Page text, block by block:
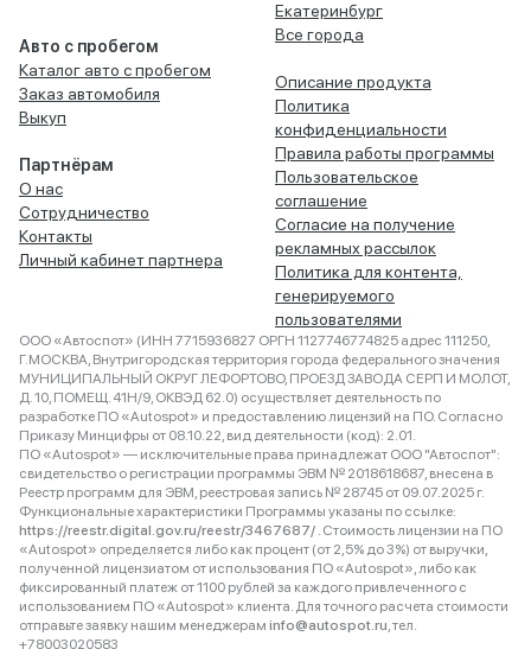
Авто с пробегом
Каталог авто с пробегом
Заказ автомобиля
Выкуп
Партнёрам
О нас
Сотрудничество
Контакты
Личный кабинет партнера
Екатеринбург
Все города
Описание продукта
Политика
конфиденциальности
Правила работы программы
Пользовательское
соглашение
Согласие на получение
рекламных рассылок
Политика для контента,
генерируемого
пользователями
ООО «Автоспот» (ИНН 7715936827 ОРГН 1127746774825 адрес 111250,
Г.МОСКВА, Внутригородская территория города федерального значения
МУНИЦИПАЛЬНЫЙ ОКРУГ ЛЕФОРТОВО, ПРОЕЗД ЗАВОДА СЕРП И МОЛОТ,
Д. 10, ПОМЕЩ. 41Н/9, ОКВЭД 62.0) осуществляет деятельность по
разработке ПО «Autospot» и предоставлению лицензий на ПО. Согласно
Приказу Минцифры от 08.10.22, вид деятельности (код): 2.01.
ПО «Autospot» — исключительные права принадлежат ООО "Автоспот":
свидетельство о регистрации программы ЭВМ № 2018618687, внесена в
Реестр программ для ЭВМ, реестровая запись № 28745 от 09.07.2025 г.
Функциональные характеристики Программы указаны по ссылке:
https://reestr.digital.gov.ru/reestr/3467687/ . Стоимость лицензии на ПО
«Autospot» определяется либо как процент (от 2,5% до 3%) от выручки,
полученной лицензиатом от использования ПО «Autospot», либо как
фиксированный платеж от 1100 рублей за каждого привлеченного с
использованием ПО «Autospot» клиента. Для точного расчета стоимости
отправьте заявку нашим менеджерам info@autospot.ru, тел.
+78003020583